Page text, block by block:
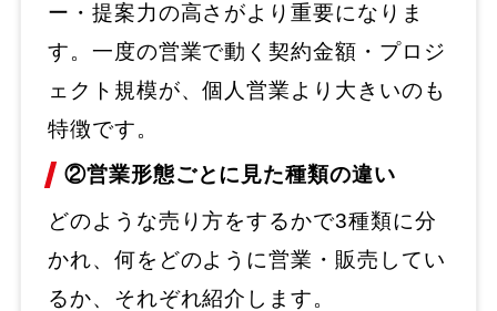
ー・提案力の高さがより重要になりま
す。一度の営業で動く契約金額・プロジ
ェクト規模が、個人営業より大きいのも
特徴です。
②営業形態ごとに見た種類の違い
どのような売り方をするかで3種類に分
かれ、何をどのように営業・販売してい
るか、それぞれ紹介します。